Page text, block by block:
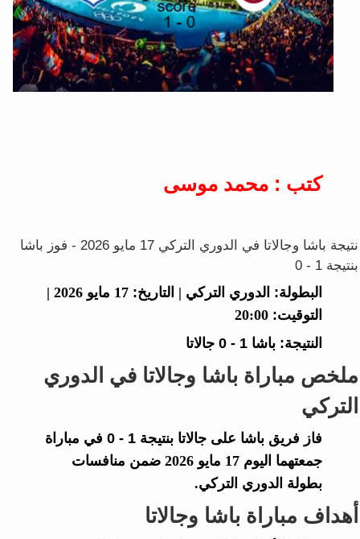
كتب : محمد موسى
نتيجة باشا وجالاتا في الدوري التركي 17 مايو 2026 - فوز باشا
بنتيجة 1 - 0
البطولة: الدوري التركي | التاريخ: 17 مايو 2026 |
التوقيت: 20:00
النتيجة: باشا1 - 0 جالاتا
ملخص مباراة باشا وجالاتا في الدوري
التركي
فاز فريقباشا علىجالاتا بنتيجة1 - 0
في مباراة
جمعتهما اليوم 17 مايو 2026 ضمن منافسات
بطولة الدوري التركي.
أهداف مباراة باشا وجالاتا